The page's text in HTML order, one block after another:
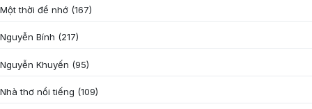
Một thời để nhớ (167)
Nguyễn Bính (217)
Nguyễn Khuyến (95)
Nhà thơ nổi tiếng (109)